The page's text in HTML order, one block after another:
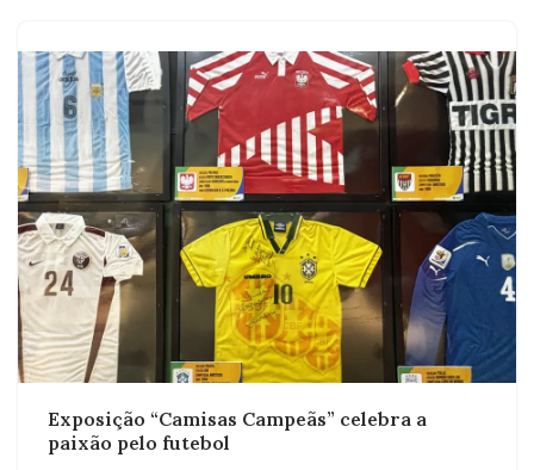
Exposição “Camisas Campeãs” celebra a
paixão pelo futebol